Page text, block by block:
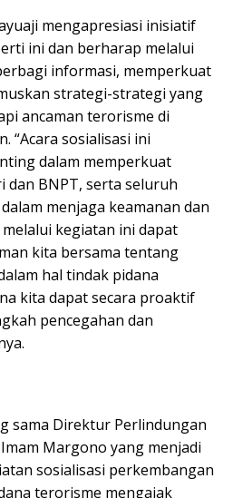
mengapresiasi inisiatif
ini dan berharap melalui
informasi, memperkuat
strategi-strategi yang
ancaman terorisme di
“Acara sosialisasi ini
dalam memperkuat
dan BNPT, serta seluruh
menjaga keamanan dan
kegiatan ini dapat
kita bersama tentang
hal tindak pidana
kita dapat secara proaktif
pencegahan dan
sama Direktur Perlindungan
Margono yang menjadi
sosialisasi perkembangan
terorisme mengajak